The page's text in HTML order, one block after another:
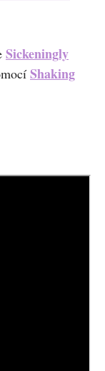
Sickeningly
Shaking